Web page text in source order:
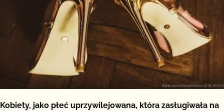
Kobiety, jako płeć uprzywilejowana, która zasługiwała na